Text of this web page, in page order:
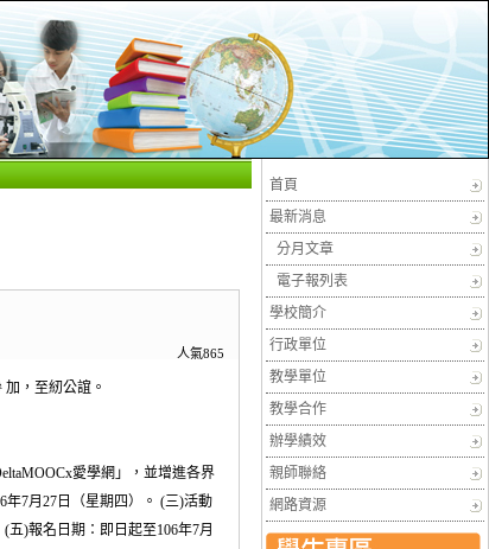
人氣865
，至紉公誼。
愛學網」，並增進各界
7月27日（星期四）。 (三)活動
)報名日期：即日起至106年7月
首頁
最新消息
分月文章
電子報列表
學校簡介
行政單位
教學單位
教學合作
辦學績效
親師聯絡
網路資源